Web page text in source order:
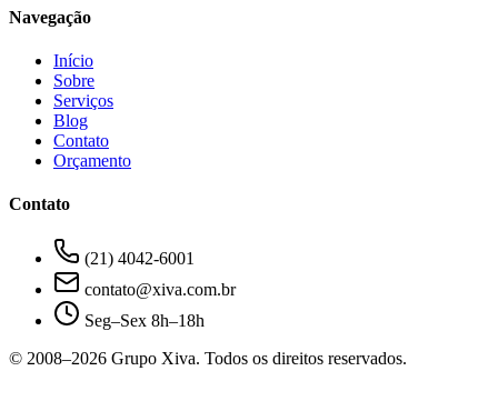
Navegação
Início
Sobre
Serviços
Blog
Contato
Orçamento
Contato
(21) 4042-6001
contato@xiva.com.br
Seg–Sex 8h–18h
© 2008–2026 Grupo Xiva. Todos os direitos reservados.